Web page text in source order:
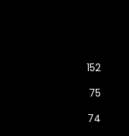
152
75
74